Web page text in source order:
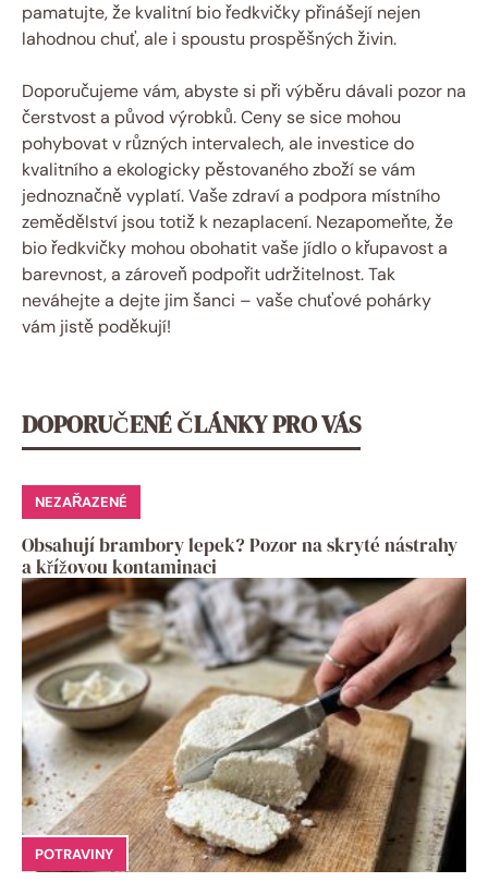
pamatujte, že kvalitní bio ředkvičky přinášejí nejen
lahodnou chuť, ale i spoustu prospěšných živin.
Doporučujeme vám, abyste si při výběru dávali pozor na
čerstvost a původ výrobků. Ceny se sice mohou
pohybovat v různých intervalech, ale investice do
kvalitního a ekologicky pěstovaného zboží se vám
jednoznačně vyplatí. Vaše zdraví a podpora místního
zemědělství jsou totiž k nezaplacení. Nezapomeňte, že
bio ředkvičky mohou obohatit vaše jídlo o křupavost a
barevnost, a zároveň podpořit udržitelnost. Tak
neváhejte a dejte jim šanci – vaše chuťové pohárky
vám jistě poděkují!
DOPORUČENÉ ČLÁNKY PRO VÁS
NEZAŘAZENÉ
Obsahují brambory lepek? Pozor na skryté nástrahy
a křížovou kontaminaci
POTRAVINY